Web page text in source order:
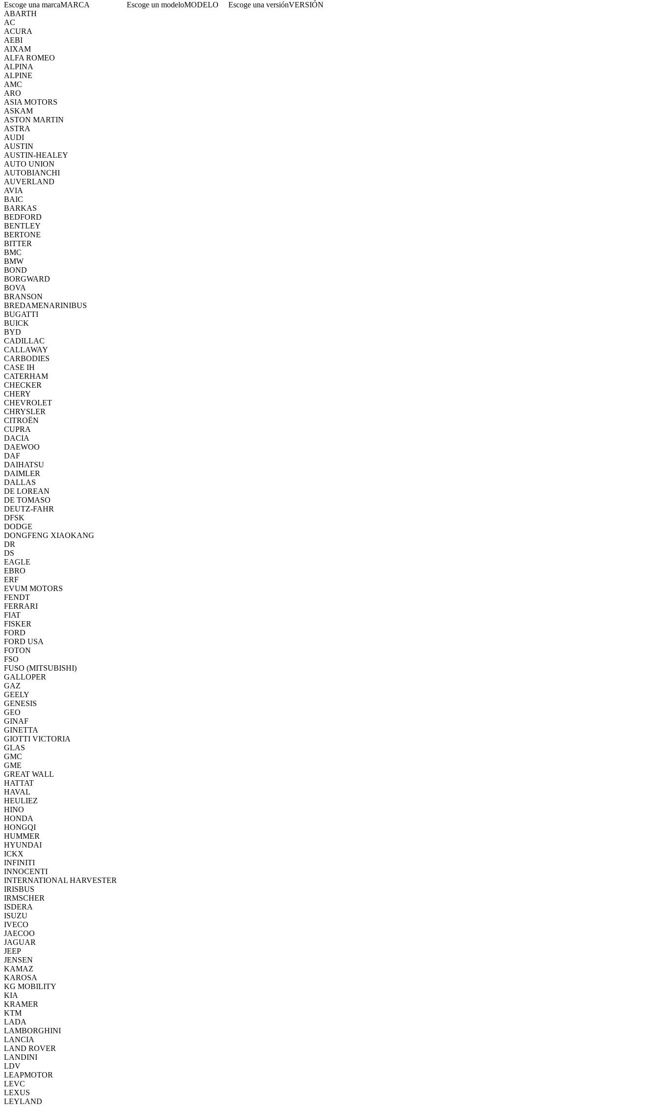
Escoge una marcaMARCA
ABARTH
AC
ACURA
AEBI
AIXAM
ALFA ROMEO
ALPINA
ALPINE
AMC
ARO
ASIA MOTORS
ASKAM
ASTON MARTIN
ASTRA
AUDI
AUSTIN
AUSTIN-HEALEY
AUTO UNION
AUTOBIANCHI
AUVERLAND
AVIA
BAIC
BARKAS
BEDFORD
BENTLEY
BERTONE
BITTER
BMC
BMW
BOND
BORGWARD
BOVA
BRANSON
BREDAMENARINIBUS
BUGATTI
BUICK
BYD
CADILLAC
CALLAWAY
CARBODIES
CASE IH
CATERHAM
CHECKER
CHERY
CHEVROLET
CHRYSLER
CITROËN
CUPRA
DACIA
DAEWOO
DAF
DAIHATSU
DAIMLER
DALLAS
DE LOREAN
DE TOMASO
DEUTZ-FAHR
DFSK
DODGE
DONGFENG XIAOKANG
DR
DS
EAGLE
EBRO
ERF
EVUM MOTORS
FENDT
FERRARI
FIAT
FISKER
FORD
FORD USA
FOTON
FSO
FUSO (MITSUBISHI)
GALLOPER
GAZ
GEELY
GENESIS
GEO
GINAF
GINETTA
GIOTTI VICTORIA
GLAS
GMC
GME
GREAT WALL
HATTAT
HAVAL
HEULIEZ
HINO
HONDA
HONGQI
HUMMER
HYUNDAI
ICKX
INFINITI
INNOCENTI
INTERNATIONAL HARVESTER
IRISBUS
IRMSCHER
ISDERA
ISUZU
IVECO
JAECOO
JAGUAR
JEEP
JENSEN
KAMAZ
KAROSA
KG MOBILITY
KIA
KRAMER
KTM
LADA
LAMBORGHINI
LANCIA
LAND ROVER
LANDINI
LDV
LEAPMOTOR
LEVC
LEXUS
LEYLAND
Escoge un modeloMODELO Escoge una versiónVERSIÓN